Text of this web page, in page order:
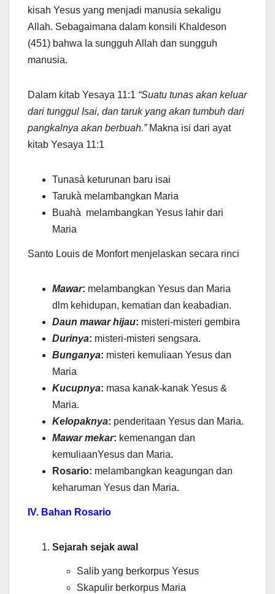
kisah Yesus yang menjadi manusia sekaligu
Allah. Sebagaimana dalam konsili Khaldeson
(451) bahwa Ia sungguh Allah dan sungguh
manusia.
Dalam kitab Yesaya 11:1 “Suatu tunas akan keluar
dari tunggul Isai, dan taruk yang akan tumbuh dari
pangkalnya akan berbuah.”Makna isi dari ayat
kitab Yesaya 11:1
Tunasà keturunan baru isai
Tarukà melambangkan Maria
Buahà melambangkan Yesus lahir dari
Maria
Santo Louis de Monfort menjelaskan secara rinci
Mawar: melambangkan Yesus dan Maria
dlm kehidupan, kematian dan keabadian.
Daun mawar hijau: misteri-misteri gembira
Durinya: misteri-misteri sengsara.
Bunganya: misteri kemuliaan Yesus dan
Maria
Kucupnya: masa kanak-kanak Yesus &
Maria.
Kelopaknya: penderitaan Yesus dan Maria.
Mawar mekar: kemenangan dan
kemuliaanYesus dan Maria.
Rosario: melambangkan keagungan dan
keharuman Yesus dan Maria.
IV. Bahan Rosario
Sejarah sejak awal
Salib yang berkorpus Yesus
Skapulir berkorpus Maria